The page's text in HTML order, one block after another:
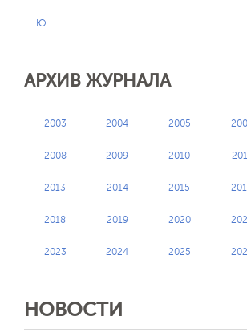
Ю
АРХИВ ЖУРНАЛА
2003 2004 2005
2008 2009 2010
2013 2014 2015
2018 2019 2020
2023 2024 2025
НОВОСТИ